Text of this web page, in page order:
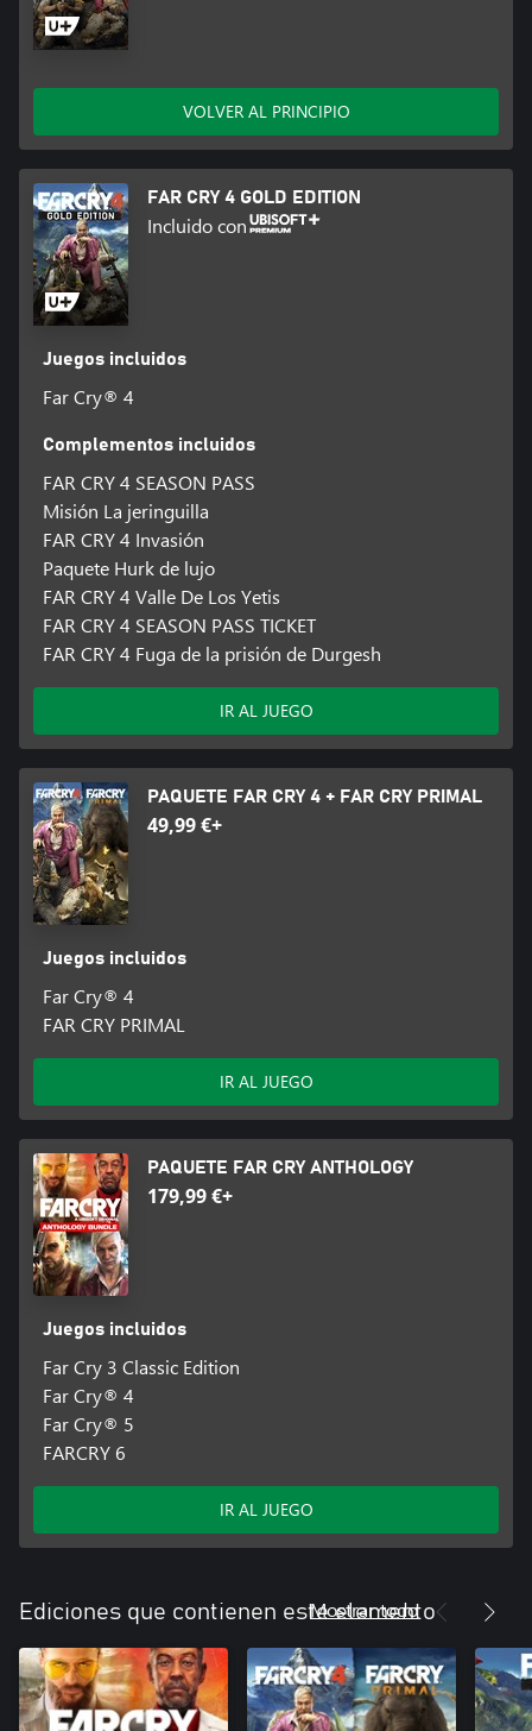
VOLVER AL PRINCIPIO
FAR CRY 4 GOLD EDITION
Incluido con
Juegos incluidos
Far Cry® 4
Complementos incluidos
FAR CRY 4 SEASON PASS
Misión La jeringuilla
FAR CRY 4 Invasión
Paquete Hurk de lujo
FAR CRY 4 Valle De Los Yetis
FAR CRY 4 SEASON PASS TICKET
FAR CRY 4 Fuga de la prisión de Durgesh
IR AL JUEGO
PAQUETE FAR CRY 4 + FAR CRY PRIMAL
49,99 €+
Juegos incluidos
Far Cry® 4
FAR CRY PRIMAL
IR AL JUEGO
PAQUETE FAR CRY ANTHOLOGY
179,99 €+
Juegos incluidos
Far Cry 3 Classic Edition
Far Cry® 4
Far Cry® 5
FARCRY 6
IR AL JUEGO
Ediciones que contienen este elemento
Mostrar todo